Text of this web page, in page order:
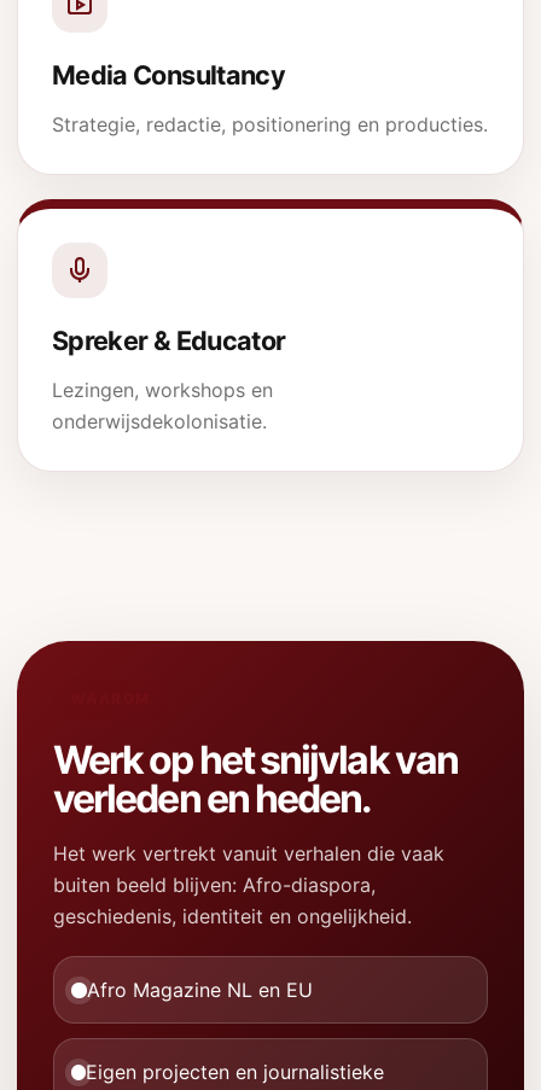
Media Consultancy
Strategie, redactie, positionering en producties.
Spreker & Educator
Lezingen, workshops en
onderwijsdekolonisatie.
Werk op het snijvlak van
verleden en heden.
Het werk vertrekt vanuit verhalen die vaak
buiten beeld blijven: Afro-diaspora,
geschiedenis, identiteit en ongelijkheid.
Afro Magazine NL en EU
Eigen projecten en journalistieke